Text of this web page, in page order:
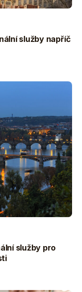
služby napříč
služby pro